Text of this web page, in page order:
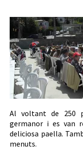
Al voltant de 250
germanor i es van
deliciosa paella.
menuts.